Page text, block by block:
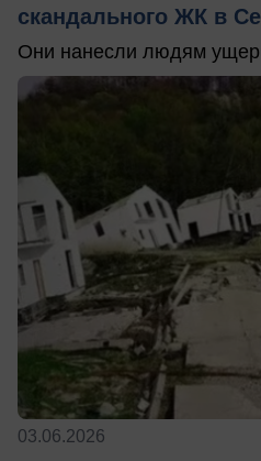
скандального ЖК в
Они нанесли людям
03.06.2026